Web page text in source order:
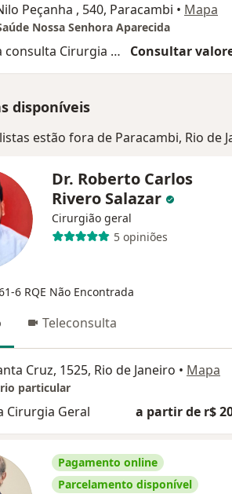
Peçanha , 540, Paracambi • Mapa
Nossa Senhora Aparecida
Primeira consulta Cirurgia Geral Consultar
disponíveis
estão fora de Paracambi, Rio de
Dr. Roberto Carlos
Rivero Salazar
Cirurgião geral
5 opiniões
6 RQE Não Encontrada
Teleconsulta
Cruz, 1525, Rio de Janeiro • Mapa
particular
Cirurgia Geral a partir de r$
Pagamento online
Parcelamento disponível